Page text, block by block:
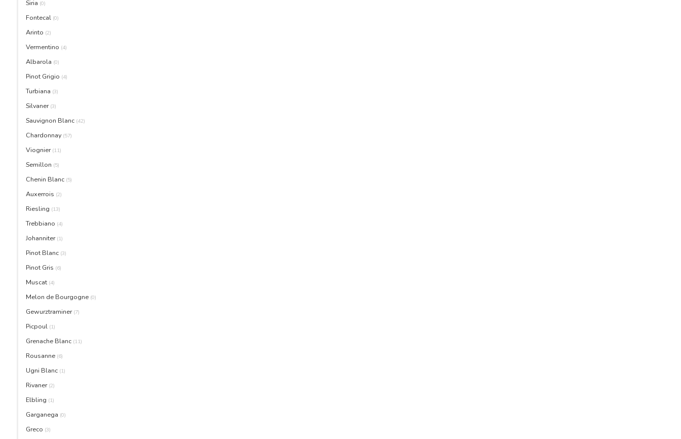
Siria (0)
Fontecal (0)
Arinto (2)
Vermentino (4)
Albarola (0)
Pinot Grigio (4)
Turbiana (3)
Silvaner (3)
Sauvignon Blanc (42)
Chardonnay (57)
Viognier (11)
Semillon (5)
Chenin Blanc (5)
Auxerrois (2)
Riesling (13)
Trebbiano (4)
Johanniter (1)
Pinot Blanc (3)
Pinot Gris (6)
Muscat (4)
Melon de Bourgogne (0)
Gewurztraminer (7)
Picpoul (1)
Grenache Blanc (11)
Rousanne (6)
Ugni Blanc (1)
Rivaner (2)
Elbling (1)
Garganega (0)
Greco (3)